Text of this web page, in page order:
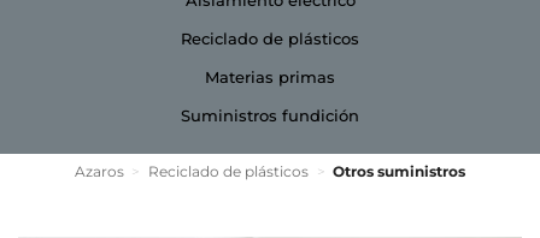
Reciclado de plásticos
Materias primas
Suministros fundición
Azaros > Reciclado de plásticos > Otros suministros